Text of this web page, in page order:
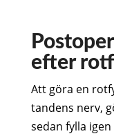
efter
Att göra en
tandens nerv,
sedan fylla